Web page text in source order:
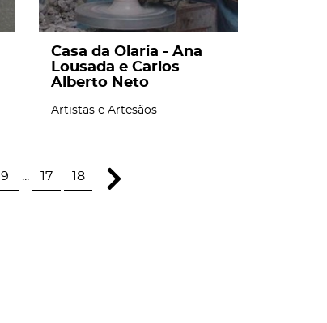
Casa da Olaria - Ana
Lousada e Carlos
Alberto Neto
Artistas e Artesãos
9 17 18